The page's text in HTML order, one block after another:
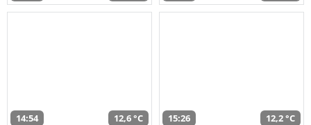
14:54 12,6 °C 15:26 12,2 °C